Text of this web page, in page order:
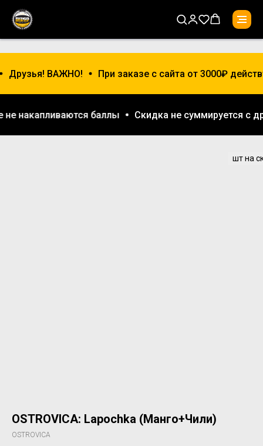
Друзья! ВАЖНО! При заказе с сайта от 3000₽
не накапливаются баллы Скидка не суммируется с
OSTROVICA: Lapochka (Манго+Чили)
OSTROVICA